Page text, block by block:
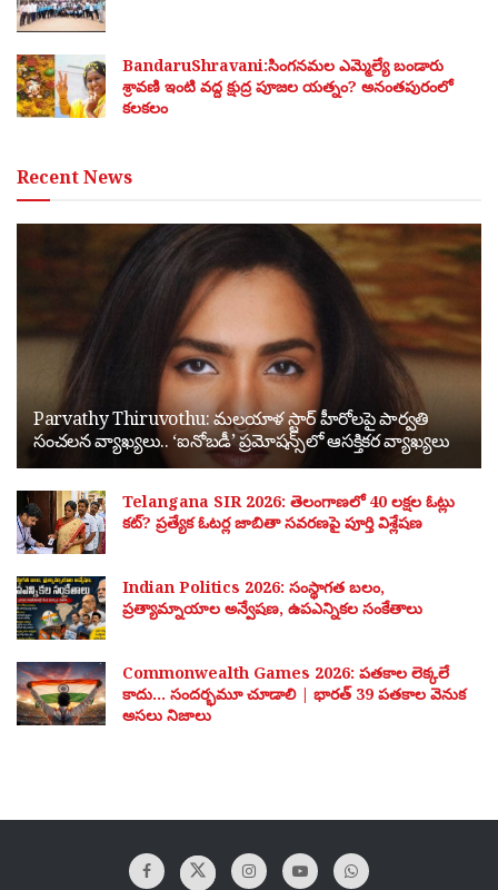
BandaruShravani:సింగనమల ఎమ్మెల్యే బండారు
శ్రావణి ఇంటి వద్ద క్షుద్ర పూజల యత్నం? అనంతపురంలో
కలకలం
Recent News
Parvathy Thiruvothu: మలయాళ స్టార్ హీరోలపై పార్వతి
సంచలన వ్యాఖ్యలు.. ‘ఐనోబడీ’ ప్రమోషన్స్‌లో ఆసక్తికర వ్యాఖ్యలు
Telangana SIR 2026: తెలంగాణలో 40 లక్షల ఓట్లు
కట్? ప్రత్యేక ఓటర్ల జాబితా సవరణపై పూర్తి విశ్లేషణ
Indian Politics 2026: సంస్థాగత బలం,
ప్రత్యామ్నాయాల అన్వేషణ, ఉపఎన్నికల సంకేతాలు
Commonwealth Games 2026: పతకాల లెక్కలే
కాదు… సందర్భమూ చూడాలి | భారత్ 39 పతకాల వెనుక
అసలు నిజాలు